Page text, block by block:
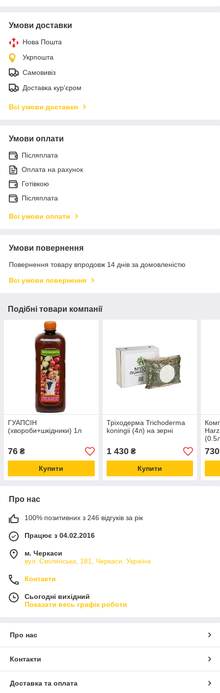
Умови доставки
Нова Пошта
Укрпошта
Самовивіз
Доставка кур'єром
Всі умови доставки
Умови оплати
Післяплата
Оплата на рахунок
Готівкою
Післяплата
Всі умови оплати
Умови повернення
Повернення товару впродовж 14 днів за домовленістю
Всі умови повернення
Подібні товари компанії
ГУАПСІН
(хвороби+шкідники) 1л
76 ₴
Купити
Тріходерма Trichoderma
koningii (4л) на зерні
1 430₴
Купити
730
Про нас
100% позитивних з 246 відгуків за рік
Працює з 04.02.2016
м. Черкаси
вул. Смілянська, 181, Черкаси, Україна
Контакти
Сьогодні вихідний
Показати весь графік роботи
Про нас
Контакти
Доставка та оплата